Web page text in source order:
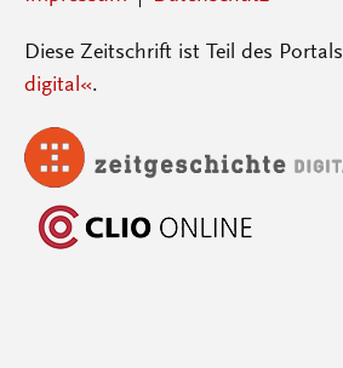
Diese Zeitschrift ist Teil des Portals
digital«.